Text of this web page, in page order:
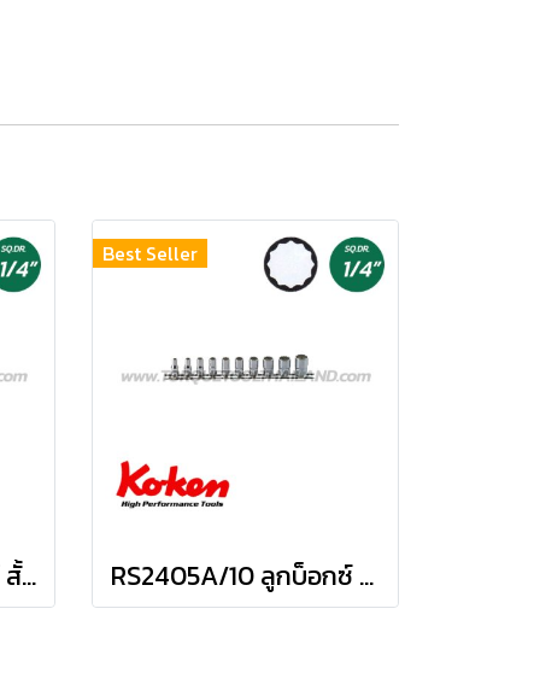
RS2405A/9 ลูกบ็อกซ์ สั้น 12P ชุด 9 ชิ้น (SQ.DR.1/4") Socket Set on Rail
Best Seller
RS2405A/10 ลูกบ็อกซ์ สั้น 12P ชุด 10 ชิ้น (SQ.DR.1/4") Socket Set on Rail